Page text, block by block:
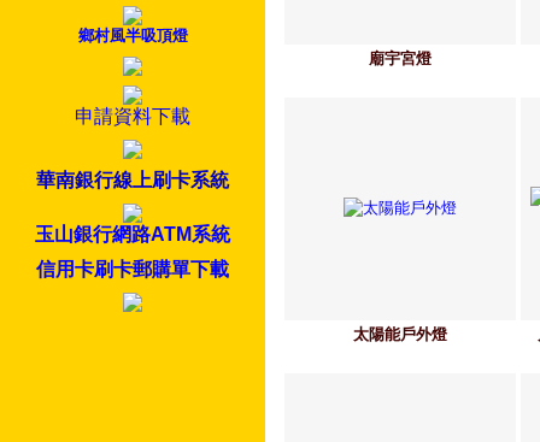
鄉村風半吸頂燈
申請資料下載
華南銀行線上刷卡系統
玉山銀行網路ATM系統
信用卡刷卡郵購單下載
廟宇宮燈
太陽能戶外燈